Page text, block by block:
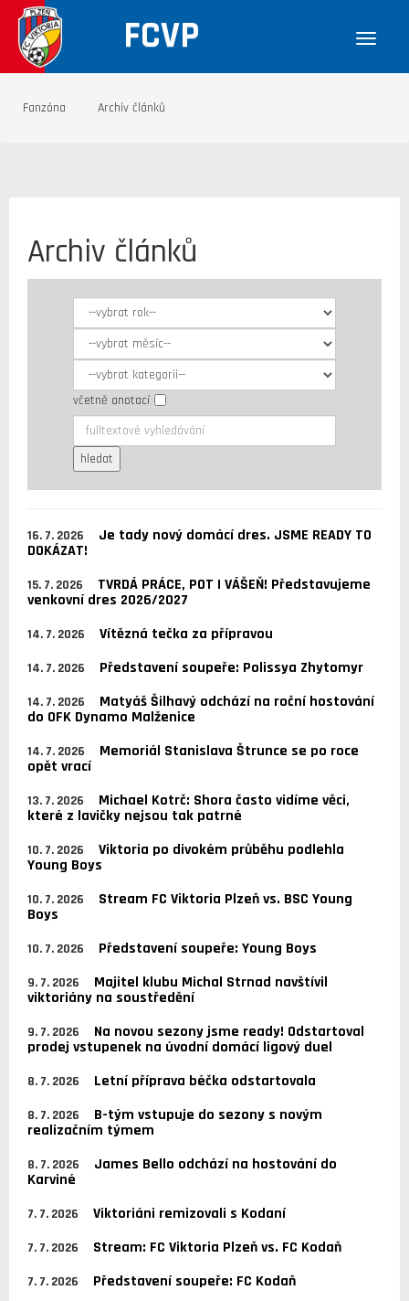
FCVP
Fanzóna Archiv článků
Archiv článků
včetně anotací
16. 7. 2026
Je tady nový domácí dres. JSME READY TO
DOKÁZAT!
15. 7. 2026
TVRDÁ PRÁCE, POT I VÁŠEŇ! Představujeme
venkovní dres 2026/2027
14. 7. 2026 Vítězná tečka za přípravou
14. 7. 2026 Představení soupeře: Polissya Zhytomyr
14. 7. 2026
Matyáš Šilhavý odchází na roční hostování
do OFK Dynamo Malženice
14. 7. 2026
Memoriál Stanislava Štrunce se po roce
opět vrací
13. 7. 2026
Michael Kotrč: Shora často vidíme věci,
které z lavičky nejsou tak patrné
10. 7. 2026
Viktoria po divokém průběhu podlehla
Young Boys
10. 7. 2026
Stream FC Viktoria Plzeň vs. BSC Young
Boys
10. 7. 2026 Představení soupeře: Young Boys
9. 7. 2026
Majitel klubu Michal Strnad navštívil
viktoriány na soustředění
9. 7. 2026
Na novou sezony jsme ready! Odstartoval
prodej vstupenek na úvodní domácí ligový duel
8. 7. 2026 Letní příprava béčka odstartovala
8. 7. 2026
B-tým vstupuje do sezony s novým
realizačním týmem
8. 7. 2026
James Bello odchází na hostování do
Karviné
7. 7. 2026 Viktoriáni remizovali s Kodaní
7. 7. 2026 Stream: FC Viktoria Plzeň vs. FC Kodaň
7. 7. 2026 Představení soupeře: FC Kodaň